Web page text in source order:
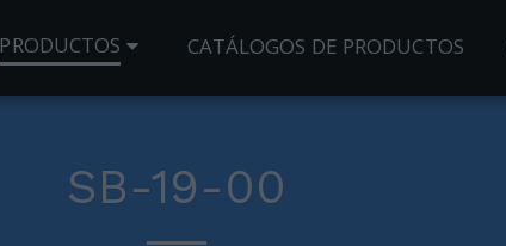
PRODUCTOS CATÁLOGOS DE PRODUCTOS
SB-19-00